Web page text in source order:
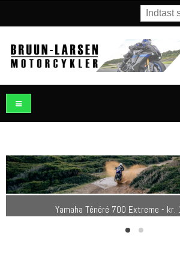
Yamaha Ténéré 700 Extreme - kr.
Yamaha MT-07 - kr.